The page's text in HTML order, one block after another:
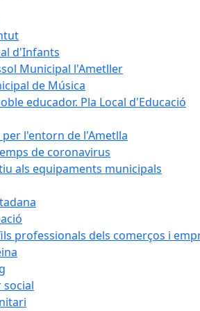
d'Infants
Municipal l'Ametller
de Música
educador. Pla Local d'Educació
per l'entorn de l'Ametlla
de coronavirus
als equipaments municipals
professionals dels comerços i
social